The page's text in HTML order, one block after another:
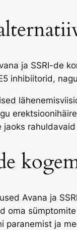
ja SSRI-de
inhibiitorid,
jaoks
Avana ja
oma
paranemist ja